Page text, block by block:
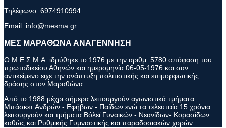
Τηλέφωνο: 6974910994
Email: info@mesma.gr
ΜΕΣ ΜΑΡΑΘΩΝΑ ΑΝΑΓΕΝΝΗΣΗ
Ο Μ.Ε.Σ.Μ.Α. ιδρύθηκε το 1976 με την αριθμ. 5780 απόφαση του
πρωτοδικείου Αθηνών και ημερομηνία 06-05-1976 και σαν
αντικείμενο ειχε την ανάπτυξη πολιτιστικής και επιμορφωτικής
δράσης στον Μαραθώνα.
Από το 1988 μέχρι σήμερα λειτουργούν αγωνιστικά τμήματα
Μπάσκετ Ανδρών - Εφήβων - Παίδων ενώ τα τελευταία 15 χρόνια
λειτουργούν και τμήματα Βόλεϊ Γυναικών - Νεανίδων- Κορασίδων
καθώς και Ρυθμικής Γυμναστικής και παραδοσιακών χορών.